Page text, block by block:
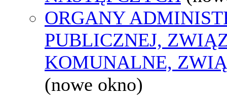
ORGANY
PUBLICZNEJ,
KOMUNALNE,
(nowe okno)